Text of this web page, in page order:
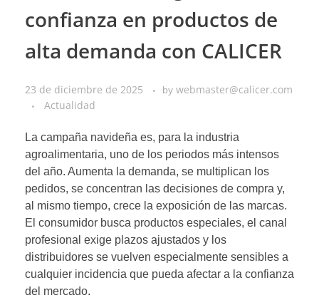
confianza en productos de
alta demanda con CALICER
23 de diciembre de 2025 by webmaster@calicer.com
Actualidad
La campaña navideña es, para la industria
agroalimentaria, uno de los periodos más intensos
del año. Aumenta la demanda, se multiplican los
pedidos, se concentran las decisiones de compra y,
al mismo tiempo, crece la exposición de las marcas.
El consumidor busca productos especiales, el canal
profesional exige plazos ajustados y los
distribuidores se vuelven especialmente sensibles a
cualquier incidencia que pueda afectar a la confianza
del mercado.